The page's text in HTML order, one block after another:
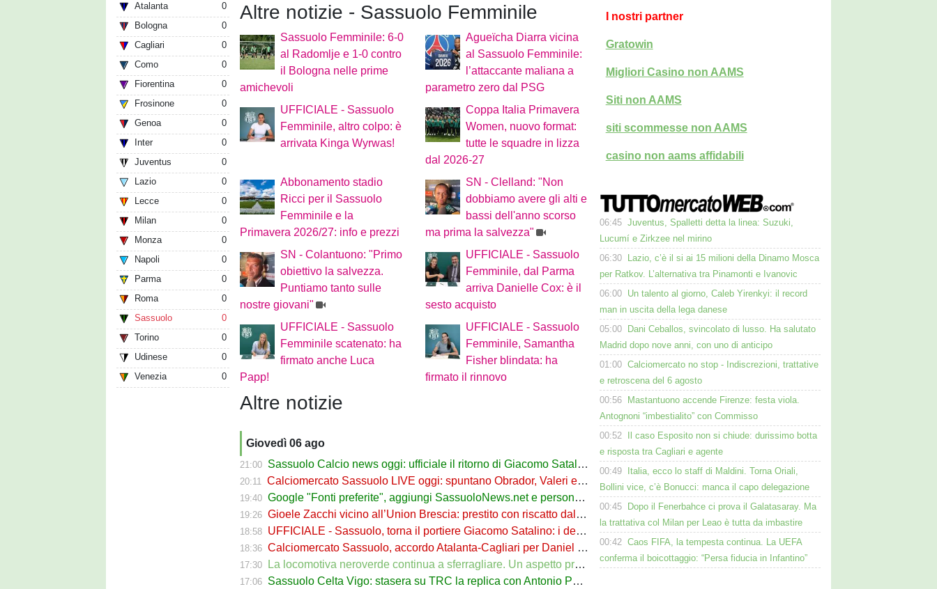
Atalanta
0
Bologna
0
Cagliari
0
Como
0
Fiorentina
0
Frosinone
0
Genoa
0
Inter
0
Juventus
0
Lazio
0
Lecce
0
Milan
0
Monza
0
Napoli
0
Parma
0
Roma
0
Sassuolo
0
Torino
0
Udinese
0
Venezia
0
Altre notizie - Sassuolo Femminile
Sassuolo Femminile: 6-0
al Radomlje e 1-0 contro
il Bologna nelle prime
amichevoli
Agueïcha Diarra vicina
al Sassuolo Femminile:
l’attaccante maliana a
parametro zero dal PSG
UFFICIALE - Sassuolo
Femminile, altro colpo: è
arrivata Kinga Wyrwas!
Coppa Italia Primavera
Women, nuovo format:
tutte le squadre in lizza
dal 2026-27
Abbonamento stadio
Ricci per il Sassuolo
Femminile e la
Primavera 2026/27: info e prezzi
SN - Clelland: "Non
dobbiamo avere gli alti e
bassi dell'anno scorso
ma prima la salvezza"
SN - Colantuono: "Primo
obiettivo la salvezza.
Puntiamo tanto sulle
nostre giovani"
UFFICIALE - Sassuolo
Femminile, dal Parma
arriva Danielle Cox: è il
sesto acquisto
UFFICIALE - Sassuolo
Femminile scatenato: ha
firmato anche Luca
Papp!
UFFICIALE - Sassuolo
Femminile, Samantha
Fisher blindata: ha
firmato il rinnovo
Altre notizie
Giovedì 06 ago
21:00 Sassuolo Calcio news oggi: ufficiale il ritorno di Giacomo Satalino a un mese dall'addio
20:11 Calciomercato Sassuolo LIVE oggi: spuntano Obrador, Valeri e Darmian per la difesa
19:40 Google "Fonti preferite", aggiungi SassuoloNews.net e personalizza le tue notizie
19:26 Gioele Zacchi vicino all’Union Brescia: prestito con riscatto dal Sassuolo
18:58 UFFICIALE - Sassuolo, torna il portiere Giacomo Satalino: i dettagli
18:36 Calciomercato Sassuolo, accordo Atalanta-Cagliari per Daniel Maldini: i dettagli
17:30 La locomotiva neroverde continua a sferragliare. Un aspetto preoccupa Aquilani dopo il Celta
17:06 Sassuolo Celta Vigo: stasera su TRC la replica con Antonio Parrotto seconda voce nel 2° tempo
I nostri partner
Gratowin
Migliori Casino non AAMS
Siti non AAMS
siti scommesse non AAMS
casino non aams affidabili
06:45 Juventus, Spalletti detta la linea: Suzuki,
Lucumí e Zirkzee nel mirino
06:30
Lazio, c’è il si ai 15 milioni della Dinamo Mosca
per Ratkov. L’alternativa tra Pinamonti e Ivanovic
06:00 Un talento al giorno, Caleb Yirenkyi: il record
man in uscita della lega danese
05:00
Dani Ceballos, svincolato di lusso. Ha salutato
Madrid dopo nove anni, con uno di anticipo
01:00 Calciomercato no stop - Indiscrezioni, trattative
e retroscena del 6 agosto
00:56
Mastantuono accende Firenze: festa viola.
Antognoni “imbestialito” con Commisso
00:52
Il caso Esposito non si chiude: durissimo botta
e risposta tra Cagliari e agente
00:49
Italia, ecco lo staff di Maldini. Torna Oriali,
Bollini vice, c’è Bonucci: manca il capo delegazione
00:45
Dopo il Fenerbahce ci prova il Galatasaray. Ma
la trattativa col Milan per Leao è tutta da imbastire
00:42 Caos FIFA, la tempesta continua. La UEFA
conferma il boicottaggio: “Persa fiducia in Infantino”